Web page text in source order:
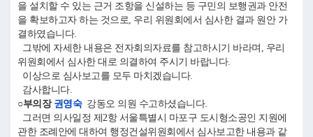
을 설치할 수 있는 근거 조항을 신설하는 등 구민의 보행권과 안전
을 확보하고자 하는 것으로, 우리 위원회에서 심사한 결과 원안 가
결하였습니다.
그밖에 자세한 내용은 전자회의자료를 참고하시기 바라며, 우리
위원회에서 심사한 대로 의결하여 주시기 바랍니다.
이상으로 심사보고를 모두 마치겠습니다.
감사합니다.
○부의장 권영숙강동오 의원 수고하셨습니다.
그러면 의사일정 제2항 서울특별시 마포구 도시형소공인 지원에
관한 조례안에 대하여 행정건설위원회에서 심사보고한 내용과 같